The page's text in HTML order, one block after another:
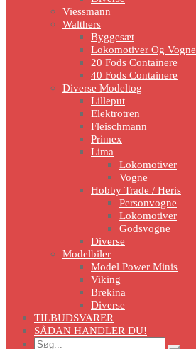
Viessmann
Walthers
Byggesæt
Lokomotiver Og Vogne
20 Fods Containere
40 Fods Containere
Diverse Modeltog
Lilleput
Elektrotren
Fleischmann
Primex
Lima
Lokomotiver
Vogne
Hobby Trade / Heris
Personvogne
Lokomotiver
Godsvogne
Diverse
Modelbiler
Model Power Minis
Viking
Brekina
Diverse
TILBUDSVARER
SÅDAN HANDLER DU!
Search